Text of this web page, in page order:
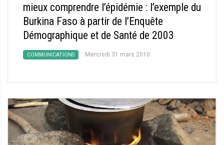
mieux comprendre l’épidémie : l’exemple du
Burkina Faso à partir de l’Enquête
Démographique et de Santé de 2003
COMMUNICATIONS Mercredi 31 mars 2010